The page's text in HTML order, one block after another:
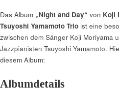
Das Album „Night and Day“ von Koji
Tsuyoshi Yamamoto Trio ist eine
zwischen dem Sänger Koji Moriyama
Jazzpianisten Tsuyoshi Yamamoto.
diesem Album:
Albumdetails